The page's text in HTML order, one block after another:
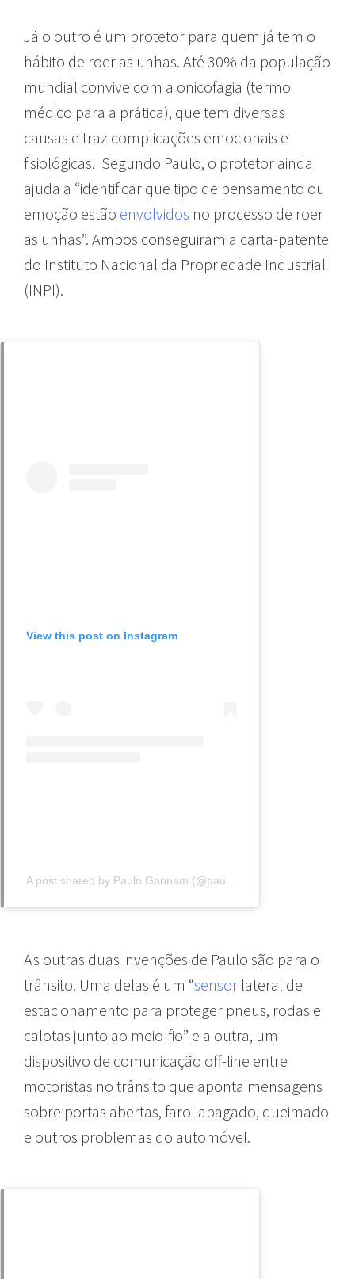
Já o outro é um protetor para quem já tem o
hábito de roer as unhas. Até 30% da população
mundial convive com a onicofagia (termo
médico para a prática), que tem diversas
causas e traz complicações emocionais e
fisiológicas. Segundo Paulo, o protetor ainda
ajuda a “identificar que tipo de pensamento ou
emoção estão envolvidos no processo de roer
as unhas”. Ambos conseguiram a carta-patente
do Instituto Nacional da Propriedade Industrial
(INPI).
View this post on Instagram
As outras duas invenções de Paulo são para o
trânsito. Uma delas é um “sensor lateral de
estacionamento para proteger pneus, rodas e
calotas junto ao meio-fio” e a outra, um
dispositivo de comunicação off-line entre
motoristas no trânsito que aponta mensagens
sobre portas abertas, farol apagado, queimado
e outros problemas do automóvel.